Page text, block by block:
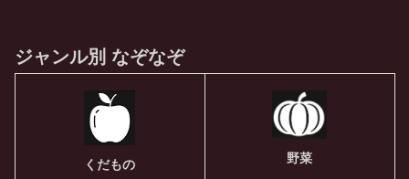
ジャンル別 なぞなぞ
くだもの 野菜